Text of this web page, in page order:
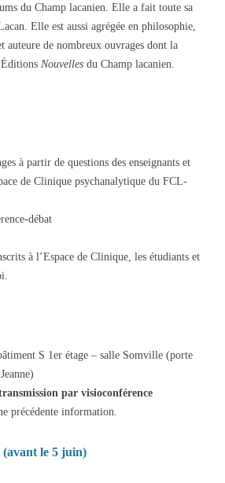
du Champ lacanien. Elle a fait toute sa
Elle est aussi agrégée en philosophie,
auteure de nombreux ouvrages dont la
Nouvelles du Champ lacanien.
à partir de questions des enseignants et
de Clinique psychanalytique du FCL-
débat
à l’Espace de Clinique, les étudiants et
S 1er étage – salle Somville (porte
par visioconférence
précédente information.
le 5 juin)